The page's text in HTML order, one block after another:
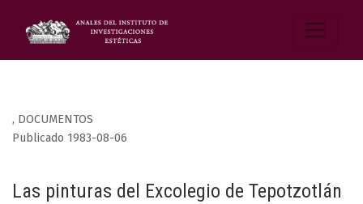
, DOCUMENTOS
Las pinturas del Excolegio de Tepotzotlán
Publicado 1983-08-06